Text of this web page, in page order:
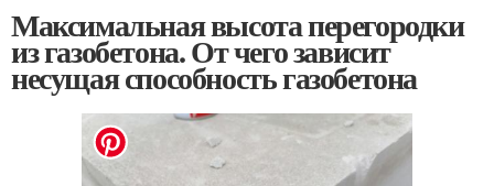
Максимальная высота перегородки
из газобетона. От чего зависит
несущая способность газобетона